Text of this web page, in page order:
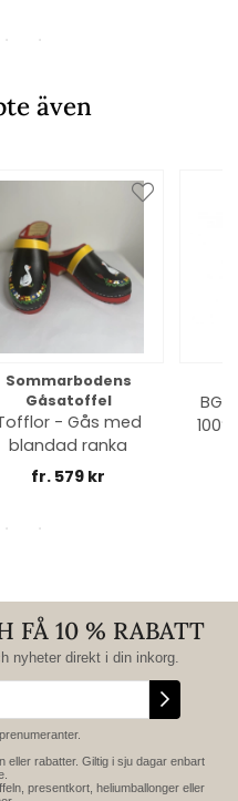
även
Sommarbodens
Gåsatoffel
- Gås med
blandad ranka
fr. 579 kr
FÅ 10 % RABATT
nyheter direkt i din inkorg.
eller rabatter. Giltig i sju dagar enbart
presentkort, heliumballonger eller